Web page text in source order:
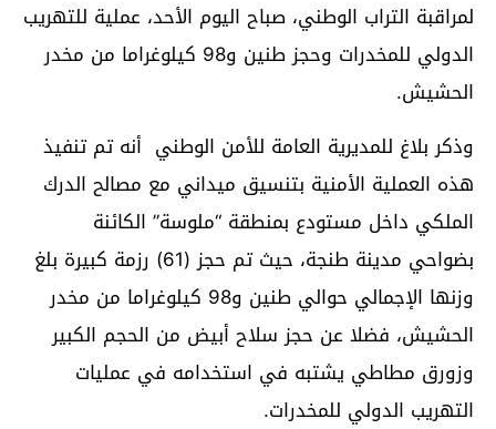
لمراقبة التراب الوطني، صباح اليوم الأحد، عملية للتهريب
الدولي للمخدرات وحجز طنين و98 كيلوغراما من مخدر
الحشيش.
وذكر بلاغ للمديرية العامة للأمن الوطني أنه تم تنفيذ
هذه العملية الأمنية بتنسيق ميداني مع مصالح الدرك
الملكي داخل مستودع بمنطقة “ملوسة” الكائنة
بضواحي مدينة طنجة، حيث تم حجز (61) رزمة كبيرة بلغ
وزنها الإجمالي حوالي طنين و98 كيلوغراما من مخدر
الحشيش، فضلا عن حجز سلاح أبيض من الحجم الكبير
وزورق مطاطي يشتبه في استخدامه في عمليات
التهريب الدولي للمخدرات.